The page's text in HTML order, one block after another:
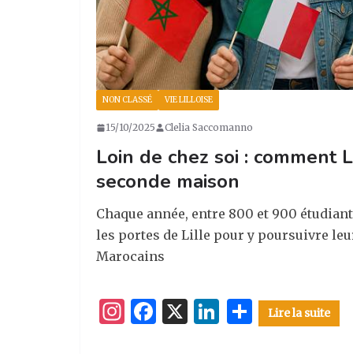
NON CLASSÉ VIE LILLOISE
15/10/2025 Clelia Saccomanno
Loin de chez soi : comment
seconde maison
Chaque année, entre 800 et 900
les portes de Lille pour y poursuivre
Marocains
I
F
X
Li
ar
Lire la suite